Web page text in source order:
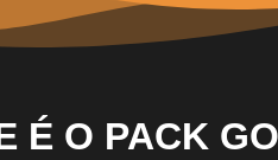
É O PACK